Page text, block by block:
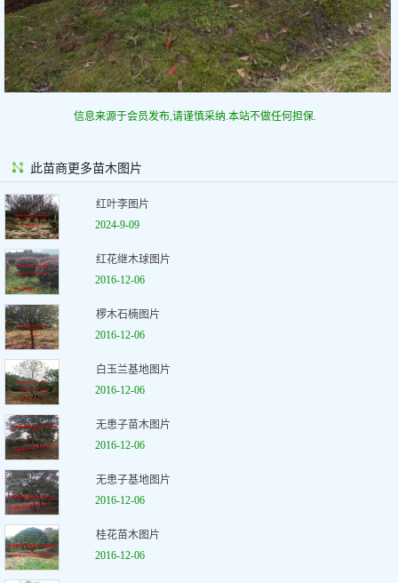
信息来源于会员发布,请谨慎采纳.本站不做任何担保.
此苗商更多苗木图片
红叶李图片
2024-9-09
红花继木球图片
2016-12-06
椤木石楠图片
2016-12-06
白玉兰基地图片
2016-12-06
无患子苗木图片
2016-12-06
无患子基地图片
2016-12-06
桂花苗木图片
2016-12-06